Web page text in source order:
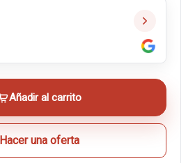
Añadir al carrito
Hacer una oferta